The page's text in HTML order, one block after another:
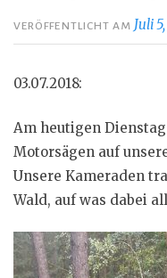
VERÖFFENTLICHT AM Juli
03.07.2018:
Am heutigen
Motorsägen auf
Unsere Kameraden
Wald, auf was dabei